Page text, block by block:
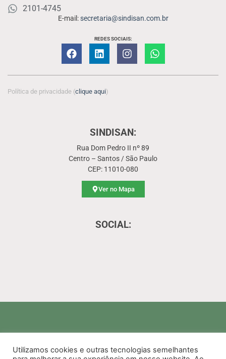
2101-4745
E-mail:secretaria@sindisan.com.br
REDES SOCIAIS:
Política de privacidade (clique aqui)
SINDISAN:
Rua Dom Pedro II nº 89
Centro – Santos / São Paulo
CEP: 11010-080
Ver no Mapa
SOCIAL:
Utilizamos cookies e outras tecnologias semelhantes